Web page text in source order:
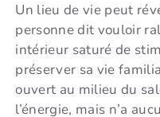
Un lieu de vie peut
personne dit vouloir
intérieur saturé de
préserver sa vie
ouvert au milieu du
l’énergie, mais n’a